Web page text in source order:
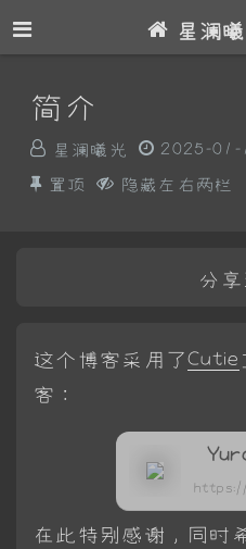
星澜
简介
星澜曦光 2025-01-
置顶
隐藏左右两栏
分
这个博客采用了Cutie
客：
在此特别感谢，同时